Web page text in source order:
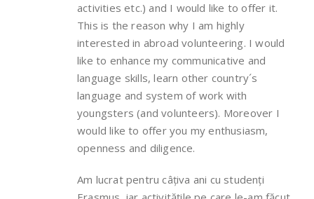
activities etc.) and I would like to offer it.
This is the reason why I am highly
interested in abroad volunteering. I would
like to enhance my communicative and
language skills, learn other country´s
language and system of work with
youngsters (and volunteers). Moreover I
would like to offer you my enthusiasm,
openness and diligence.
Am lucrat pentru câțiva ani cu studenți